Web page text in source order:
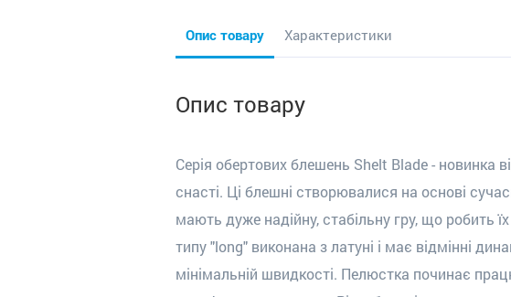
Опис товару Характеристики
Опис товару
Серія обертових блешень Shelt Blade - новинка
снасті. Ці блешні створювалися на основі
мають дуже надійну, стабільну гру, що робить
типу "long" виконана з латуні і має відмінні
мінімальній швидкості. Пелюстка починає